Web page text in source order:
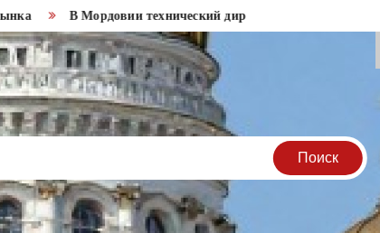
В Мордовии технический директор механического завода